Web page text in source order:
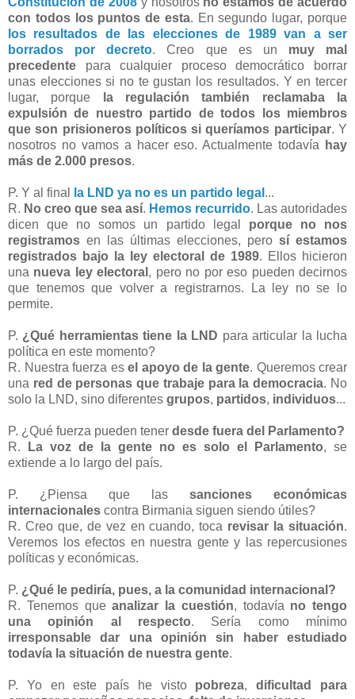
con todos los puntos de esta. En segundo lugar, porque
los resultados de las elecciones de 1989 van a ser
borrados por decreto. Creo que es un muy mal
precedente para cualquier proceso democrático borrar
unas elecciones si no te gustan los resultados. Y en tercer
lugar, porque
la regulación también reclamaba la
expulsión de nuestro partido de todos los miembros
que son prisioneros políticos si queríamos participar. Y
nosotros no vamos a hacer eso. Actualmente todavía
hay
más de 2.000 presos.
P. Y al final la LND ya no es un partido legal ...
R. No creo que sea así. Hemos recurrido. Las autoridades
dicen que no somos un partido legal porque no nos
registramos en las últimas elecciones, pero sí estamos
registrados bajo la ley electoral de 1989. Ellos hicieron
una nueva ley electoral , pero no por eso pueden decirnos
que tenemos que volver a registrarnos. La ley no se lo
permite.
P. ¿Qué herramientas tiene la LND para articular la lucha
política en este momento?
R. Nuestra fuerza es el apoyo de la gente. Queremos crear
una red de personas que trabaje para la democracia. No
solo la LND, sino diferentes grupos, partidos, individuos...
P. ¿Qué fuerza pueden tener desde fuera del Parlamento?
R.
La voz de la gente no es solo el Parlamento, se
extiende a lo largo del país.
P. ¿Piensa que las sanciones económicas
internacionales contra Birmania siguen siendo útiles?
R. Creo que, de vez en cuando, toca revisar la situación.
Veremos los efectos en nuestra gente y las repercusiones
políticas y económicas.
P. ¿Qué le pediría, pues, a la comunidad internacional?
R. Tenemos queanalizar la cuestión, todavía no tengo
una opinión al respecto. Sería como mínimo
irresponsable dar una opinión sin haber estudiado
todavía la situación de nuestra gente.
P. Yo en este país he visto pobreza,dificultad para